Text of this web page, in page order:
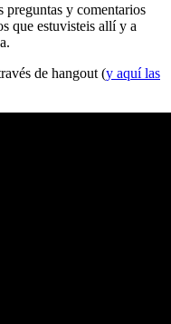
preguntas y comentarios
que estuvisteis allí y a
de hangout (y aquí las